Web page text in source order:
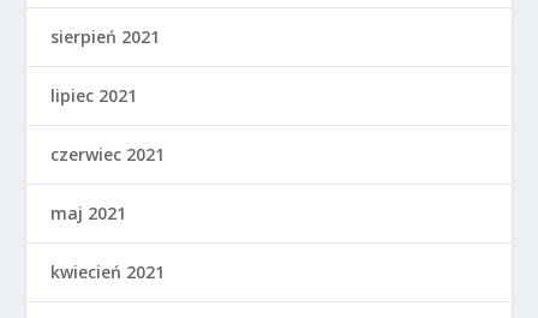
sierpień 2021
lipiec 2021
czerwiec 2021
maj 2021
kwiecień 2021